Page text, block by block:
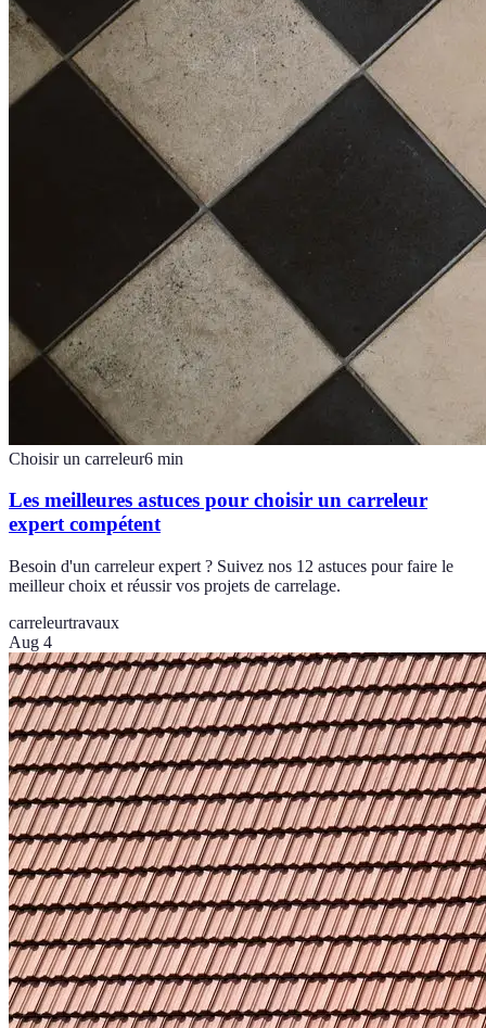
Choisir un carreleur6 min
Les meilleures astuces pour choisir un carreleur
expert compétent
Besoin d'un carreleur expert ? Suivez nos 12 astuces pour faire le
meilleur choix et réussir vos projets de carrelage.
carreleurtravaux
Aug 4